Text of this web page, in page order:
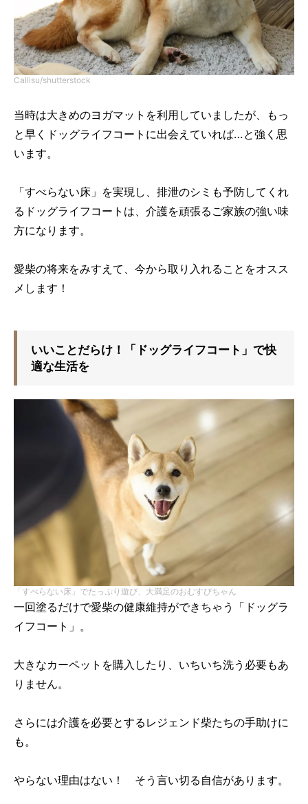
Callisu/shutterstock
当時は大きめのヨガマットを利用していましたが、もっ
と早くドッグライフコートに出会えていれば…と強く思
います。
「すべらない床」を実現し、排泄のシミも予防してくれ
るドッグライフコートは、介護を頑張るご家族の強い味
方になります。
愛柴の将来をみすえて、今から取り入れることをオスス
メします！
いいことだらけ！「ドッグライフコート」で快
適な生活を
「すべらない床」でたっぷり遊び、大満足のおむすびちゃん
一回塗るだけで愛柴の健康維持ができちゃう「ドッグラ
イフコート」。
大きなカーペットを購入したり、いちいち洗う必要もあ
りません。
さらには介護を必要とするレジェンド柴たちの手助けに
も。
やらない理由はない！ そう言い切る自信があります。